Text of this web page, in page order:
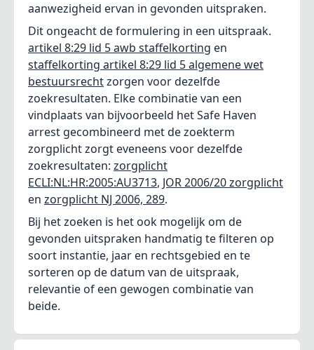
aanwezigheid ervan in gevonden uitspraken.
Dit ongeacht de formulering in een uitspraak.
artikel 8:29 lid 5 awb staffelkorting en
staffelkorting artikel 8:29 lid 5 algemene wet
bestuursrechtzorgen voor dezelfde
zoekresultaten. Elke combinatie van een
vindplaats van bijvoorbeeld het Safe Haven
arrest gecombineerd met de zoekterm
zorgplicht zorgt eveneens voor dezelfde
zoekresultaten: zorgplicht
ECLI:NL:HR:2005:AU3713, JOR 2006/20 zorgplicht
en zorgplicht NJ 2006, 289.
Bij het zoeken is het ook mogelijk om de
gevonden uitspraken handmatig te filteren op
soort instantie, jaar en rechtsgebied en te
sorteren op de datum van de uitspraak,
relevantie of een gewogen combinatie van
beide.